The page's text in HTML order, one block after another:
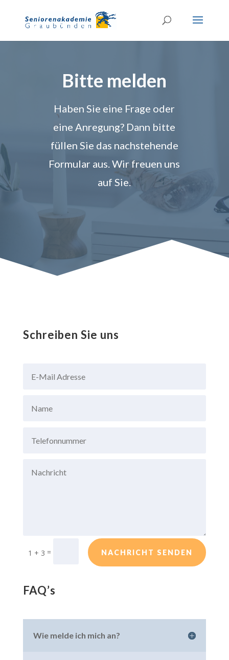
Bitte melden
Haben Sie eine Frage oder
eine Anregung? Dann bitte
füllen Sie das nachstehende
Formular aus. Wir freuen uns
auf Sie.
Schreiben Sie uns
1 + 3 = NACHRICHT SENDEN
FAQ’s
Wie melde ich mich an?